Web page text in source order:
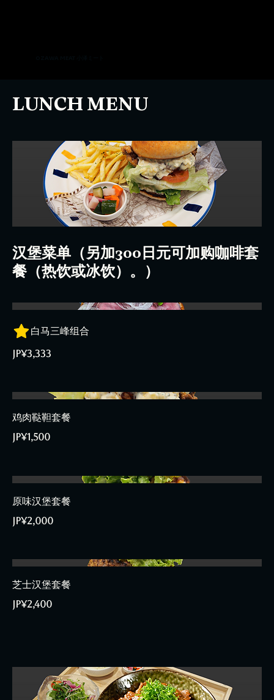
LUNCH MENU
汉堡菜单（另加300日元可加购咖啡套
餐（热饮或冰饮）。）
白马三峰组合
JP¥3,333
鸡肉鞑靼套餐
JP¥1,500
原味汉堡套餐
JP¥2,000
芝士汉堡套餐
JP¥2,400